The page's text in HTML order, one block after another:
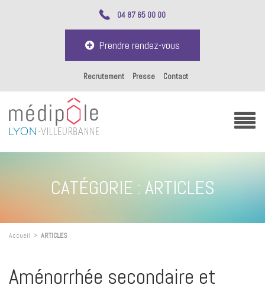
04 87 65 00 00
Prendre rendez-vous
Recrutement Presse Contact
CATÉGORIE : ARTICLES
Accueil > ARTICLES
Aménorrhée secondaire et